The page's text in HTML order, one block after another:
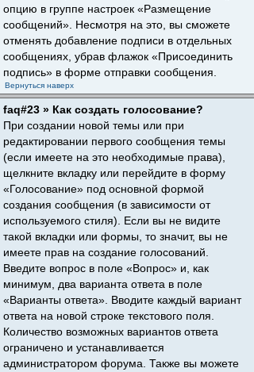
опцию в группе настроек «Размещение
сообщений». Несмотря на это, вы сможете
отменять добавление подписи в отдельных
сообщениях, убрав флажок «Присоединить
подпись» в форме отправки сообщения.
Вернуться наверх
faq#23 » Как создать голосование?
При создании новой темы или при
редактировании первого сообщения темы
(если имеете на это необходимые права),
щелкните вкладку или перейдите в форму
«Голосование» под основной формой
создания сообщения (в зависимости от
используемого стиля). Если вы не видите
такой вкладки или формы, то значит, вы не
имеете прав на создание голосований.
Введите вопрос в поле «Вопрос» и, как
минимум, два варианта ответа в поле
«Варианты ответа». Вводите каждый вариант
ответа на новой строке текстового поля.
Количество возможных вариантов ответа
ограничено и устанавливается
администратором форума. Также вы можете